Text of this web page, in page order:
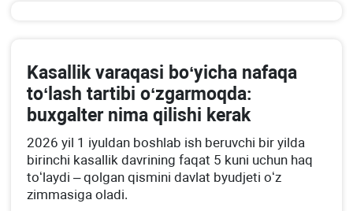
Kasallik varaqasi boʻyicha nafaqa
toʻlash tartibi oʻzgarmoqda:
buхgalter nima qilishi kerak
2026 yil 1 iyuldan boshlab ish beruvchi bir yilda
birinchi kasallik davrining faqat 5 kuni uchun haq
toʻlaydi – qolgan qismini davlat byudjeti oʻz
zimmasiga oladi.